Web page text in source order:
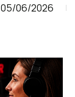
05/06/2026